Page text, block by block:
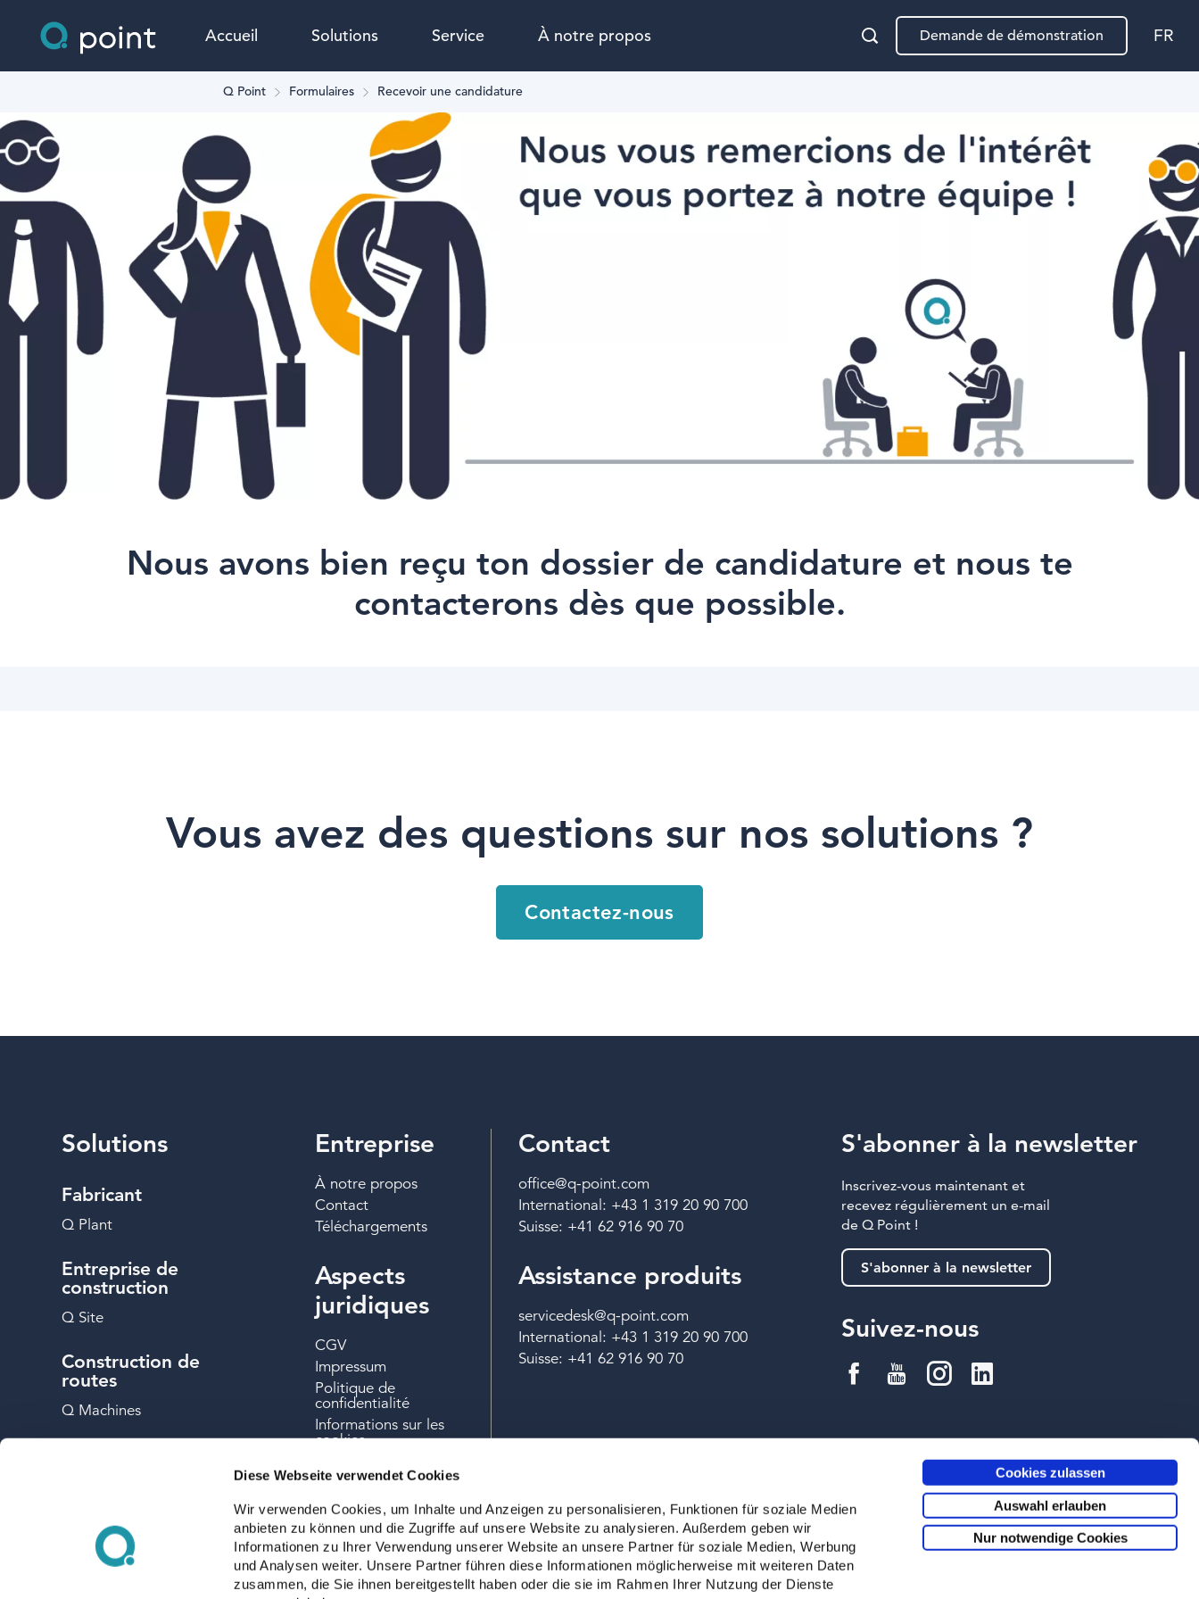
Diese Webseite verwendet Cookies
Wir verwenden Cookies, um Inhalte und Anzeigen zu personalisieren, Funktionen für soziale Medien
anbieten zu können und die Zugriffe auf unsere Website zu analysieren. Außerdem geben wir
Informationen zu Ihrer Verwendung unserer Website an unsere Partner für soziale Medien, Werbung
und Analysen weiter. Unsere Partner führen diese Informationen möglicherweise mit weiteren Daten
zusammen, die Sie ihnen bereitgestellt haben oder die sie im Rahmen Ihrer Nutzung der Dienste
Cookies zulassen
Auswahl erlauben
Nur notwendige Cookies
Accueil Solutions Service À notre propos Demande de démonstration FR
Q Point Formulaires Recevoir une candidature
Nous avons bien reçu ton dossier de candidature et nous te
contacterons dès que possible.
Vous avez des questions sur nos solutions ?
Contactez-nous
Solutions
Fabricant
Q Plant
Entreprise de
construction
Q Site
Construction de
routes
Q Machines
Entreprise
À notre propos
Contact
Téléchargements
Aspects
juridiques
CGV
Impressum
Politique de
confidentialité
Informations sur les
cookies
Contact
office@q-point.com
International: +43 1 319 20 90 700
Suisse: +41 62 916 90 70
Assistance produits
servicedesk@q-point.com
International: +43 1 319 20 90 700
Suisse: +41 62 916 90 70
S'abonner à la newsletter
Inscrivez-vous maintenant et
recevez régulièrement un e-mail
de Q Point !
S'abonner à la newsletter
Suivez-nous
revenir en haut